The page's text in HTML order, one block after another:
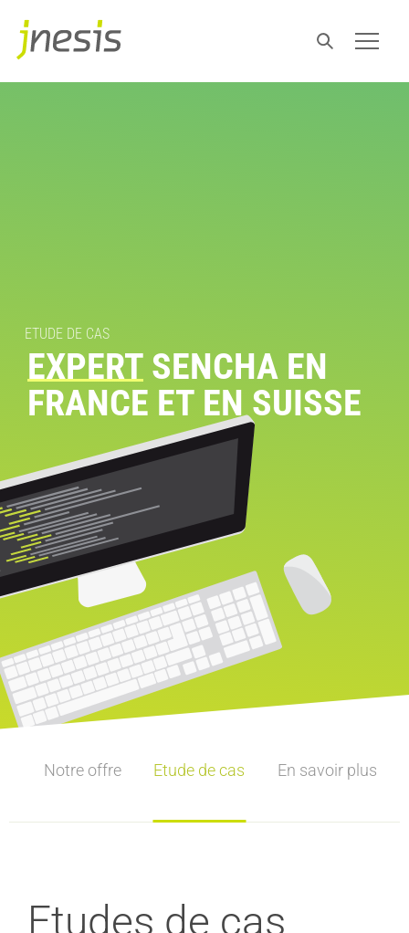
ETUDE DE CAS
EXPERT SENCHA EN
FRANCE ET EN SUISSE
Notre offre Etude de cas En savoir plus
Etudes de cas